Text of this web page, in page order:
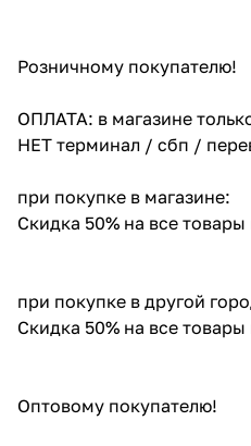
Розничному покупателю!
ОПЛАТА: в магазине
НЕТ терминал / сбп /
при покупке в магазине:
Скидка 50% на все
при покупке в другой
Скидка 50% на все
Оптовому покупателю!